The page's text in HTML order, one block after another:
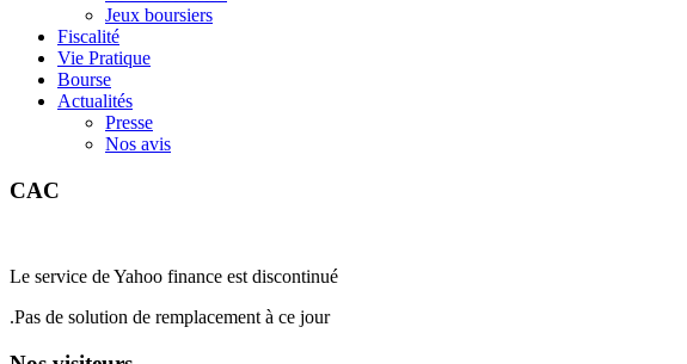
Jeux boursiers
Fiscalité
Vie Pratique
Bourse
Actualités
Presse
Nos avis
CAC
Le service de Yahoo finance est discontinué
.Pas de solution de remplacement à ce jour